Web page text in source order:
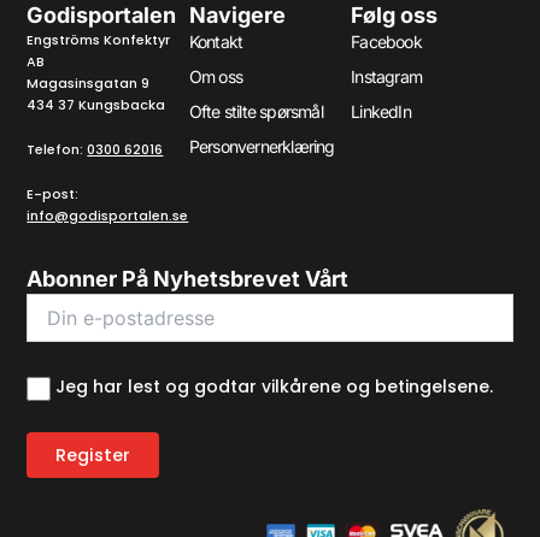
Godisportalen
Engströms Konfektyr
AB
Magasinsgatan 9
434 37 Kungsbacka
Telefon:0300 62016
E-post:
info@godisportalen.se
Navigere
Kontakt
Om oss
Ofte stilte spørsmål
Personvernerklæring
Følg oss
Facebook
Instagram
LinkedIn
Abonner På Nyhetsbrevet Vårt
Jeg har lest og godtar vilkårene og betingelsene.